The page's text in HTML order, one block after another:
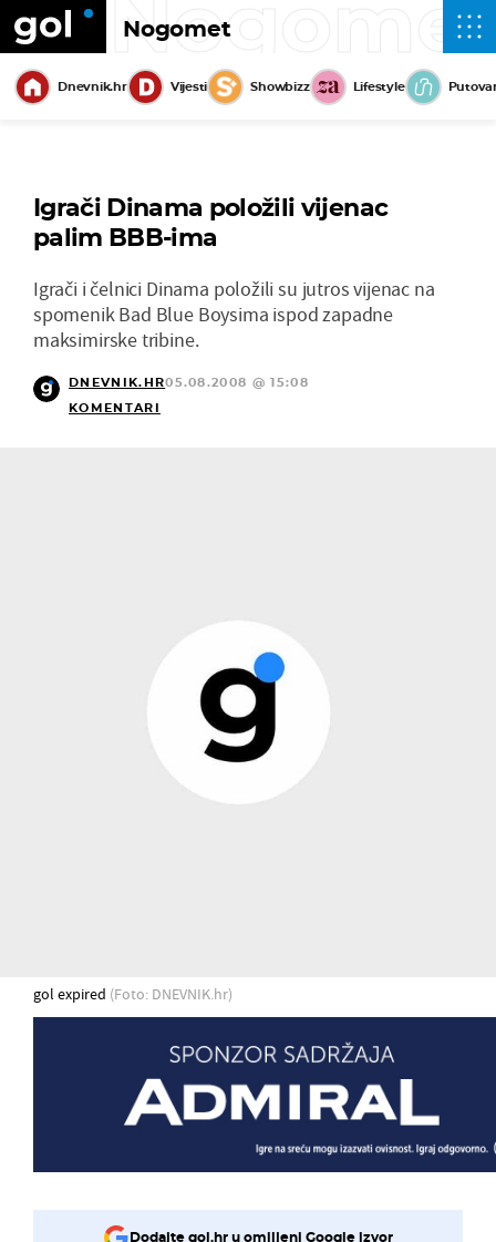
Nogomet
Dnevnik.hr Vijesti Showbizz Lifestyle
Igrači Dinama položili vijenac
palim BBB-ima
Igrači i čelnici Dinama položili su jutros vijenac na
spomenik Bad Blue Boysima ispod zapadne
maksimirske tribine.
DNEVNIK.HR05.08.2008 @ 15:08
KOMENTARI
gol expired (Foto: DNEVNIK.hr)
Dodajte gol.hr u omiljeni Google izvor